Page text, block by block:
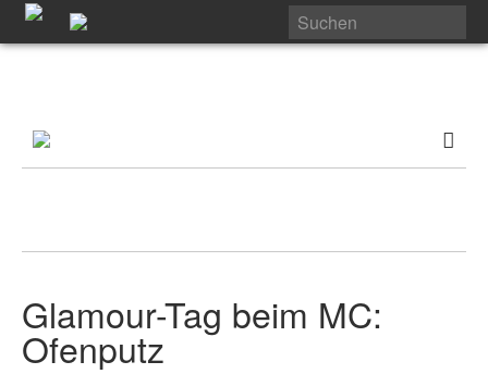
Glamour-Tag beim MC:
Ofenputz